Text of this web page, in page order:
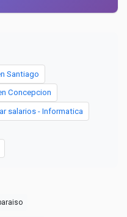
Santiago
Concepcion
salarios - Informatica